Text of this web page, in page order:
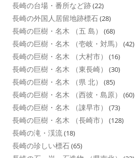
長崎の台場・番所など跡(22)
長崎の外国人居留地跡標石(28)
長崎の巨樹・名木 （五 島） (68)
長崎の巨樹・名木 （壱岐・対馬） (42)
長崎の巨樹・名木 （大村市） (16)
長崎の巨樹・名木 （東長崎） (30)
長崎の巨樹・名木 （県 北） (85)
長崎の巨樹・名木 （西彼・島原） (60)
長崎の巨樹・名木 （諌早市） (73)
長崎の巨樹・名木 （長崎市） (128)
長崎の滝・渓流(18)
長崎の珍しい標石(65)